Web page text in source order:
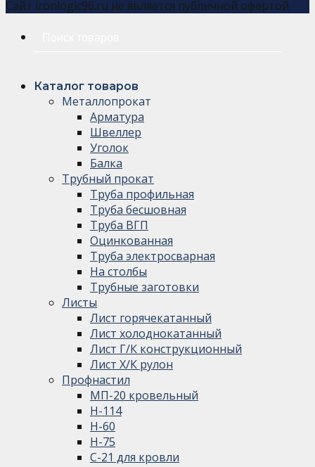
Сайт ironlogic96.ru не является публичной офертой
Каталог товаров
Металлопрокат
Арматура
Швеллер
Уголок
Балка
Трубный прокат
Труба профильная
Труба бесшовная
Труба ВГП
Оцинкованная
Труба электросварная
На столбы
Трубные заготовки
Листы
Лист горячекатанный
Лист холоднокатанный
Лист Г/К конструкционный
Лист Х/К рулон
Профнастил
МП-20 кровельный
Н-114
Н-60
Н-75
С-21 для кровли